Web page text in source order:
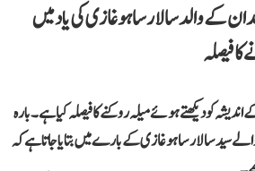
کے والد سالار ساہو غازی کی یاد میں
فیصلہ
کو دیکھتے ہوئے میلہ روکنے کا فیصلہ کیا ہے۔ بارہ
سید سالار ساہو غازی کے بارے میں بتایا جاتا ہے کہ